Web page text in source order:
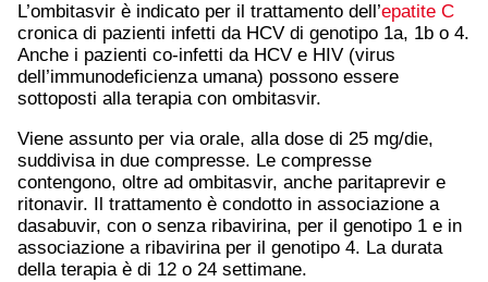
L’ombitasvir è indicato per il trattamento dell’epatite C
cronica di pazienti infetti da HCV di genotipo 1a, 1b o 4.
Anche i pazienti co-infetti da HCV e HIV (virus
dell’immunodeficienza umana) possono essere
sottoposti alla terapia con ombitasvir.
Viene assunto per via orale, alla dose di 25 mg/die,
suddivisa in due compresse. Le compresse
contengono, oltre ad ombitasvir, anche paritaprevir e
ritonavir. Il trattamento è condotto in associazione a
dasabuvir, con o senza ribavirina, per il genotipo 1 e in
associazione a ribavirina per il genotipo 4. La durata
della terapia è di 12 o 24 settimane.